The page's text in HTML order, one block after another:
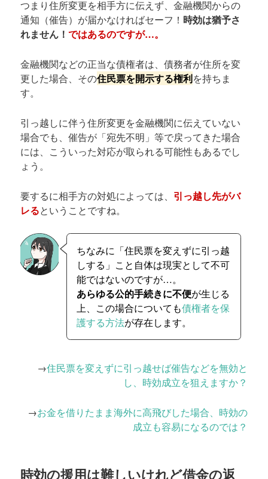
つまり住所変更を相手方に伝えず、金融機関からの
通知（催告）が届かなければセーフ！ 時効は猶予さ
れません！ではあるのですが…。
金融機関などの正当な債権者は、債務者が住所を変
更した場合、その住民票を開示する権利を持ちま
す。
引っ越しに伴う住所変更を金融機関に伝えていない
場合でも、催告が「宛先不明」等で戻ってきた場合
には、こういった対応が取られる可能性もあるでし
ょう。
要するに相手方の対処によっては、 引っ越し先がバ
レるということですね。
ちなみに「住民票を変えずに引っ越
しする」こと自体は現実として不可
能ではないのですが…。
あらゆる公的手続きに不便が生じる
上、この場合についても債権者を保
護する方法が存在します。
→住民票を変えずに引っ越せば催告などを無効と
し、時効成立を狙えますか？
→お金を借りたまま海外に高飛びした場合、時効の
成立も容易になるのでは？
時効の援用は難しいけれど借金の返